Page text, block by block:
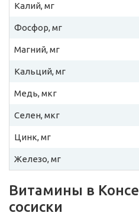
Калий, мг
Фосфор, мг
Магний, мг
Кальций, мг
Медь, мкг
Селен, мкг
Цинк, мг
Железо, мг
Витамины в
сосиски